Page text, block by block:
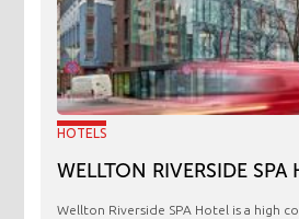
HOTELS
WELLTON RIVERSIDE SPA
Wellton Riverside SPA Hotel is a high